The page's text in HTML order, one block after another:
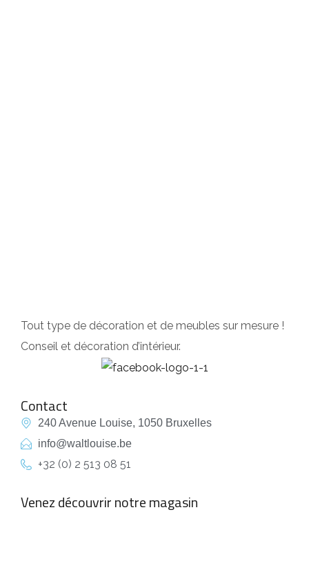
Tout type de décoration et de meubles sur mesure !
Conseil et décoration d’intérieur.
Contact
240 Avenue Louise, 1050 Bruxelles
info@waltlouise.be
+32 (0) 2 513 08 51
Venez découvrir notre magasin